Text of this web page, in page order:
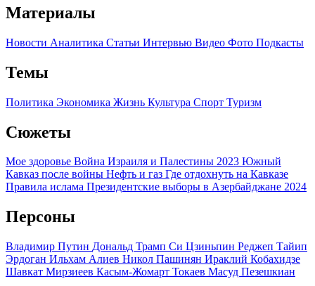
Материалы
Новости Аналитика Статьи Интервью Видео Фото Подкасты
Темы
Политика Экономика Жизнь Культура Спорт Туризм
Сюжеты
Мое здоровье Война Израиля и Палестины 2023 Южный
Кавказ после войны Нефть и газ Где отдохнуть на Кавказе
Правила ислама Президентские выборы в Азербайджане 2024
Персоны
Владимир Путин Дональд Трамп Си Цзиньпин Реджеп Тайип
Эрдоган Ильхам Алиев Никол Пашинян Ираклий Кобахидзе
Шавкат Мирзиеев Касым-Жомарт Токаев Масуд Пезешкиан